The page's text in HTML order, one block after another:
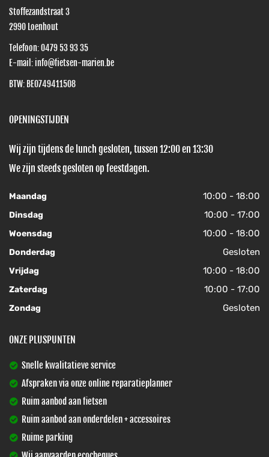
Stoffezandstraat 3
2990 Loenhout
Telefoon:0479 53 93 35
E-mail: info@fietsen-marien.be
BTW: BE0749411508
OPENINGSTIJDEN
Wij zijn tijdens de lunch gesloten, tussen 12:00 en 13:30
We zijn steeds gesloten op feestdagen.
Maandag 10:00 - 18:00
Dinsdag 10:00 - 17:00
Woensdag 10:00 - 18:00
Donderdag Gesloten
Vrijdag 10:00 - 18:00
Zaterdag 10:00 - 17:00
Zondag Gesloten
ONZE PLUSPUNTEN
Snelle kwalitatieve service
Afspraken via onze online reparatieplanner
Ruim aanbod aan fietsen
Ruim aanbod aan onderdelen + accessoires
Ruime parking